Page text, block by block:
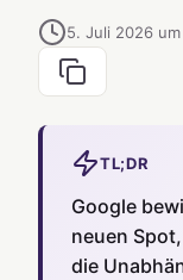
5. Juli 2026
TL;DR
Google
neuen
die